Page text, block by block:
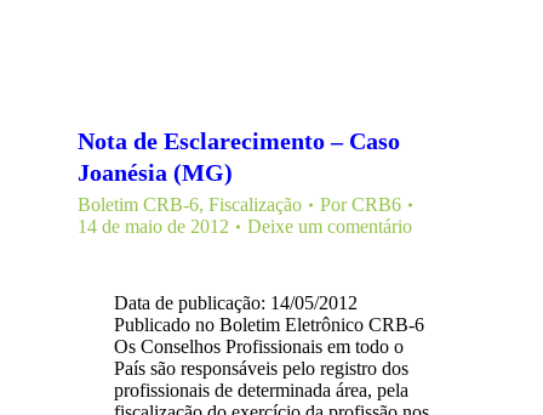
Nota de Esclarecimento – Caso
Joanésia (MG)
Boletim CRB-6, Fiscalização PorCRB6
14 de maio de 2012
Deixe um comentário
Data de publicação: 14/05/2012
Publicado no Boletim Eletrônico CRB-6
Os Conselhos Profissionais em todo o
País são responsáveis pelo registro dos
profissionais de determinada área, pela